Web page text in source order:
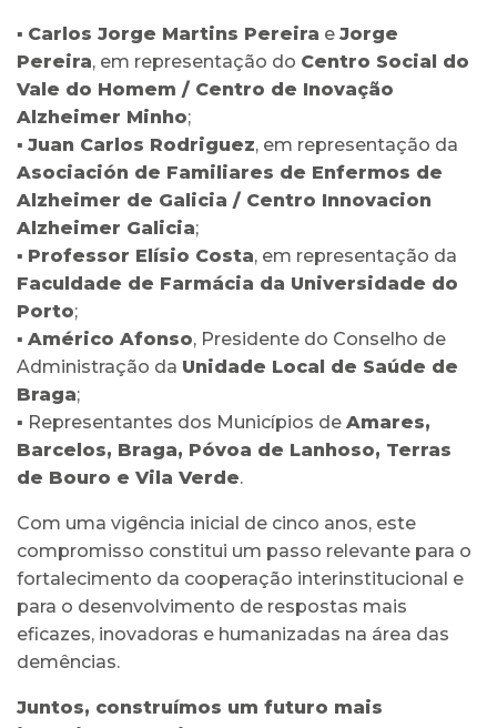
▪ Carlos Jorge Martins Pereira e Jorge
Pereira, em representação do Centro Social do
Vale do Homem / Centro de Inovação
Alzheimer Minho;
▪ Juan Carlos Rodriguez, em representação da
Asociación de Familiares de Enfermos de
Alzheimer de Galicia / Centro Innovacion
Alzheimer Galicia;
▪ Professor Elísio Costa, em representação da
Faculdade de Farmácia da Universidade do
Porto;
▪ Américo Afonso, Presidente do Conselho de
Administração da Unidade Local de Saúde de
Braga;
▪ Representantes dos Municípios de Amares,
Barcelos, Braga, Póvoa de Lanhoso, Terras
de Bouro e Vila Verde.
Com uma vigência inicial de cinco anos, este
compromisso constitui um passo relevante para o
fortalecimento da cooperação interinstitucional e
para o desenvolvimento de respostas mais
eficazes, inovadoras e humanizadas na área das
demências.
Juntos, construímos um futuro mais